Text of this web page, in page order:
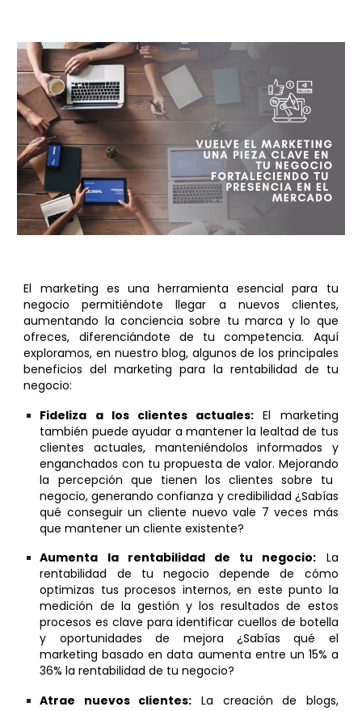
El marketing es una herramienta esencial para tu
negocio
permitiéndote llegar a nuevos clientes,
aumentando la conciencia sobre tu marca y lo que
ofreces, diferenciándote de tu competencia. Aquí
exploramos, en nuestro blog, algunos de los principales
beneficios del marketing para la rentabilidad de tu
negocio:
Fideliza a los clientes actuales: El marketing
también puede ayudar a mantener la lealtad de tus
clientes actuales, manteniéndolosinformados y
enganchados con tu propuesta de valor. Mejorando
la percepción que tienen los clientes sobre tu
negocio, generando confianza y credibilidad ¿Sabías
qué conseguir un cliente nuevo vale 7 veces más
que mantener un cliente existente?
Aumenta la rentabilidadde tu negocio:
La
rentabilidad de tu negocio depende de cómo
optimizas tus procesos internos, en este punto la
medición de la gestión y los resultados de estos
procesos es clave para identificar cuellos de botella
y oportunidades de mejora
¿Sabías qué el
marketing basado en data aumenta entre un 15% a
36% la rentabilidad de tu negocio?
Atrae nuevos clientes:
La creación de blogs,